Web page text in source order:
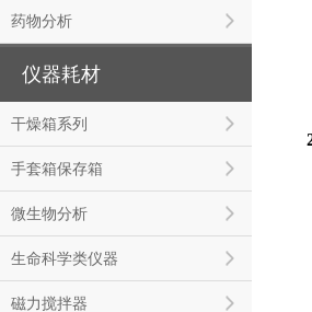
药物分析
仪器耗材
干燥箱系列
手套箱保存箱
微生物分析
生命科学类仪器
磁力搅拌器